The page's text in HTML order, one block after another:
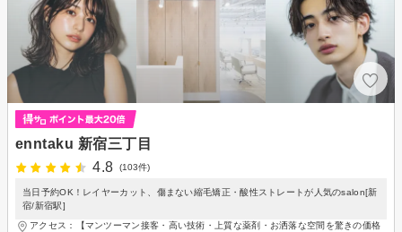
enntaku 新宿三丁目
4.8
(103件)
当日予約OK！レイヤーカット、傷まない縮毛矯正・酸性ストレートが人気のsalon[新
宿/新宿駅]
アクセス：【マンツーマン接客・高い技術・上質な薬剤・お洒落な空間を驚きの価格